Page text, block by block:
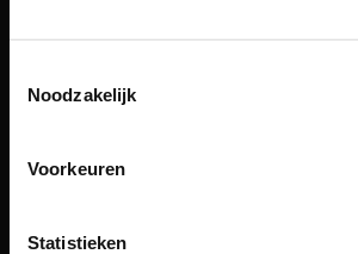
Noodzakelijk
Voorkeuren
Statistieken